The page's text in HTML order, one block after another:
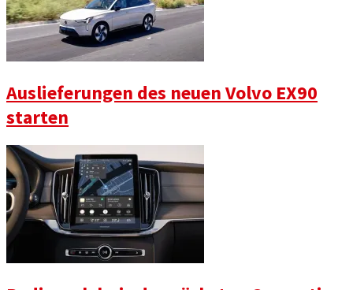
Auslieferungen des neuen Volvo EX90
starten